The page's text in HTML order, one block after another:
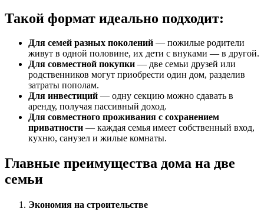
Такой формат идеально подходит:
Для семей разных поколений — пожилые родители
живут в одной половине, их дети с внуками — в другой.
Для совместной покупки — две семьи друзей или
родственников могут приобрести один дом, разделив
затраты пополам.
Для инвестиций — одну секцию можно сдавать в
аренду, получая пассивный доход.
Для совместного проживания с сохранением
приватности — каждая семья имеет собственный вход,
кухню, санузел и жилые комнаты.
Главные преимущества дома на две
семьи
Экономия на строительстве